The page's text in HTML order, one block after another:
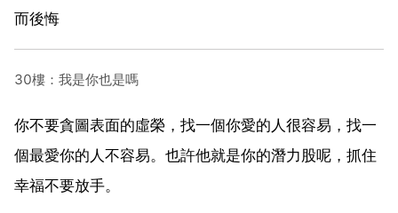
而後悔
30樓：我是你也是嗎
你不要貪圖表面的虛榮，找一個你愛的人很容易，找一
個最愛你的人不容易。也許他就是你的潛力股呢，抓住
幸福不要放手。